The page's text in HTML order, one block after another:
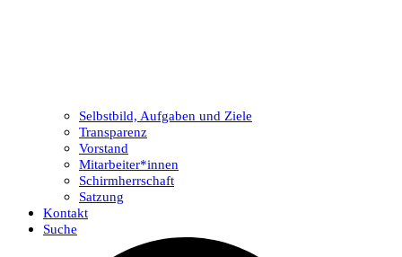
Selbstbild, Aufgaben und Ziele
Transparenz
Vorstand
Mitarbeiter*innen
Schirmherrschaft
Satzung
Kontakt
Suche